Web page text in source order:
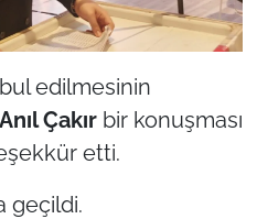
edilmesinin
Anıl Çakırbir konuşması
etti.
geçildi.